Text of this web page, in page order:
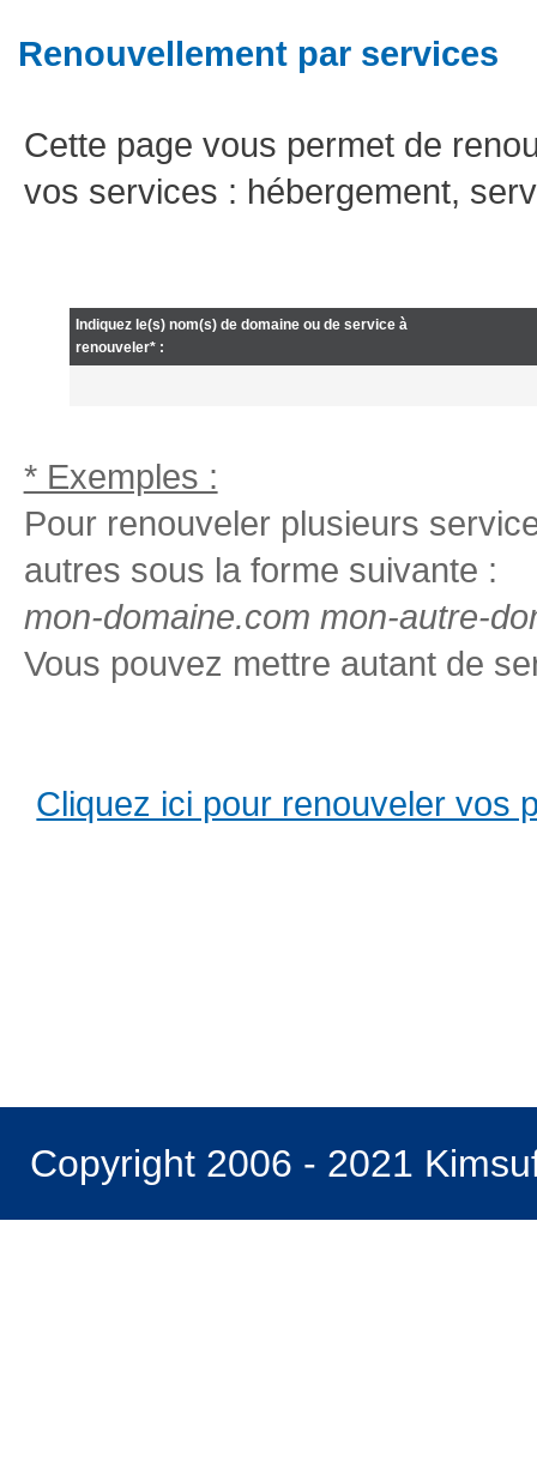
Renouvellement par services
Cette page vous permet de
vos services : hébergement,
Indiquez le(s) nom(s) de domaine ou de service à
renouveler* :
* Exemples :
Pour renouveler plusieurs
autres sous la forme suivante :
mon-domaine.com mon-autre-
Vous pouvez mettre autant de
Cliquez ici pour renouveler vos
Copyright 2006 - 2021